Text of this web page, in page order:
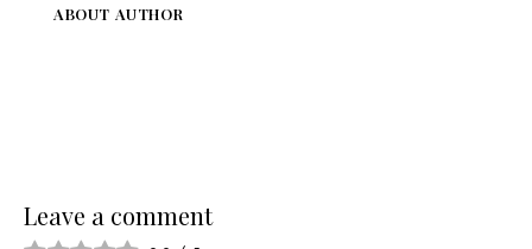
ABOUT AUTHOR
Leave a comment